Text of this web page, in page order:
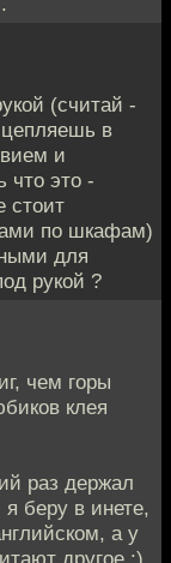
(считай -
цепляешь в
и
что это -
стоит
по шкафам)
для
рукой ?
чем горы
клея
раз держал
беру в инете,
а у